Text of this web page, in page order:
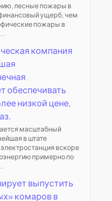
лесные пожары в
ущерб, чем
пожары в
компания
обеспечивать
низкой цене,
масштабный
в штате
вскоре
примерно по
выпустить
комаров в